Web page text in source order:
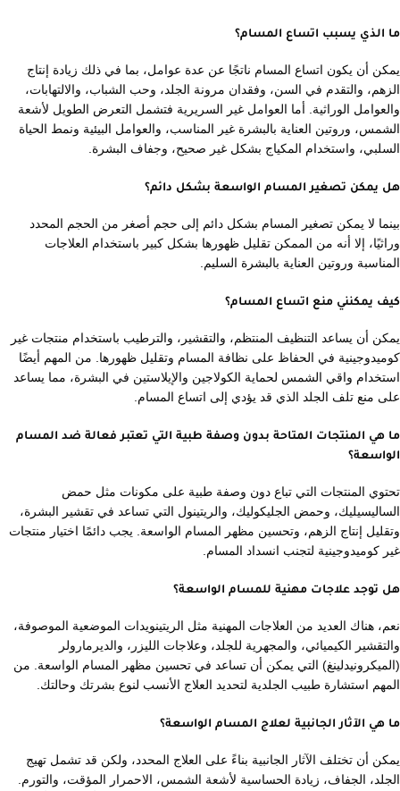
ما الذي يسبب اتساع المسام؟
يمكن أن يكون اتساع المسام ناتجًا عن عدة عوامل، بما في ذلك زيادة إنتاج
الزهم، والتقدم في السن، وفقدان مرونة الجلد، وحب الشباب، والالتهابات،
والعوامل الوراثية. أما العوامل غير السريرية فتشمل التعرض الطويل لأشعة
الشمس، وروتين العناية بالبشرة غير المناسب، والعوامل البيئية ونمط الحياة
السلبي، واستخدام المكياج بشكل غير صحيح، وجفاف البشرة.
هل يمكن تصغير المسام الواسعة بشكل دائم؟
بينما لا يمكن تصغير المسام بشكل دائم إلى حجم أصغر من الحجم المحدد
وراثيًا، إلا أنه من الممكن تقليل ظهورها بشكل كبير باستخدام العلاجات
المناسبة وروتين العناية بالبشرة السليم.
كيف يمكنني منع اتساع المسام؟
يمكن أن يساعد التنظيف المنتظم، والتقشير، والترطيب باستخدام منتجات غير
كوميدوجينية في الحفاظ على نظافة المسام وتقليل ظهورها. من المهم أيضًا
استخدام واقي الشمس لحماية الكولاجين والإيلاستين في البشرة، مما يساعد
على منع تلف الجلد الذي قد يؤدي إلى اتساع المسام.
ما هي المنتجات المتاحة بدون وصفة طبية التي تعتبر فعالة ضد المسام
الواسعة؟
تحتوي المنتجات التي تباع دون وصفة طبية على مكونات مثل حمض
الساليسيليك، وحمض الجليكوليك، والريتينول التي تساعد في تقشير البشرة،
وتقليل إنتاج الزهم، وتحسين مظهر المسام الواسعة. يجب دائمًا اختيار منتجات
غير كوميدوجينية لتجنب انسداد المسام.
هل توجد علاجات مهنية للمسام الواسعة؟
نعم، هناك العديد من العلاجات المهنية مثل الريتينويدات الموضعية الموصوفة،
والتقشير الكيميائي، والمجهرية للجلد، وعلاجات الليزر، والديرمارولر
(الميكرونيدلينغ) التي يمكن أن تساعد في تحسين مظهر المسام الواسعة. من
المهم استشارة طبيب الجلدية لتحديد العلاج الأنسب لنوع بشرتك وحالتك.
ما هي الآثار الجانبية لعلاج المسام الواسعة؟
يمكن أن تختلف الآثار الجانبية بناءً على العلاج المحدد، ولكن قد تشمل تهيج
الجلد، الجفاف، زيادة الحساسية لأشعة الشمس، الاحمرار المؤقت، والتورم.